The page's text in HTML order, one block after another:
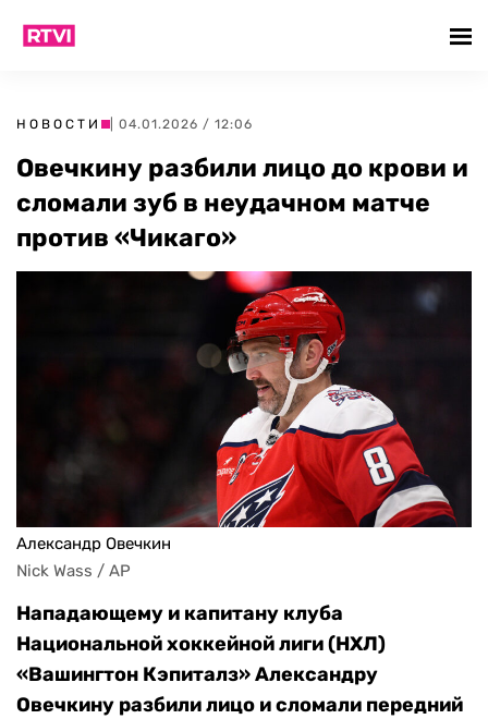
НОВОСТИ | 04.01.2026 / 12:06
Овечкину разбили лицо до крови и
сломали зуб в неудачном матче
против «Чикаго»
Александр Овечкин
Nick Wass / AP
Нападающему и капитану клуба
Национальной хоккейной лиги (НХЛ)
«Вашингтон Кэпиталз» Александру
Овечкину разбили лицо и сломали передний